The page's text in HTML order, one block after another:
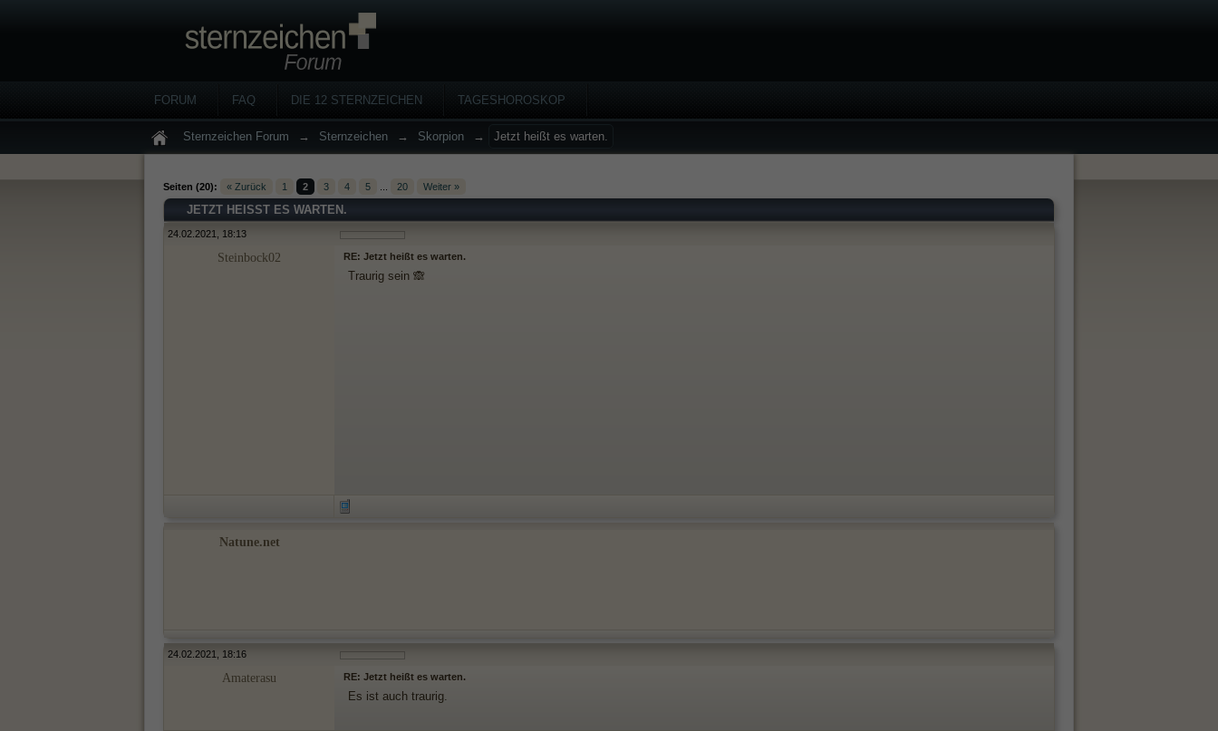
FORUM FAQ DIE 12 STERNZEICHEN TAGESHOROSKOP
Sternzeichen Forum → Sternzeichen → Skorpion → Jetzt heißt es warten.
Seiten (20): « Zurück 1 2 3 4 5 20 Weiter »
JETZT HEISST ES WARTEN.
24.02.2021, 18:13
Steinbock02 RE: Jetzt heißt es warten.
Traurig sein 🙈
Natune.net
24.02.2021, 18:16
Amaterasu RE: Jetzt heißt es warten.
Es ist auch traurig.